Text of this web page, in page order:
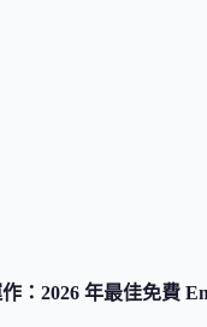
：2026 年最佳免費